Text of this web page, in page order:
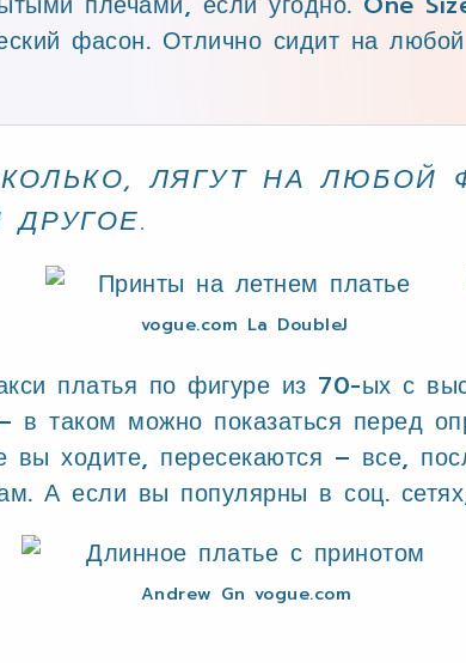
фасон. Отлично сидит на
ЛЯГУТ НА ЛЮБОЙ
vogue.com La DoubleJ
платья по фигуре из 70-ых с
в таком можно показаться перед
вы ходите, пересекаются – все,
А если вы популярны в соц.
Andrew Gn vogue.com